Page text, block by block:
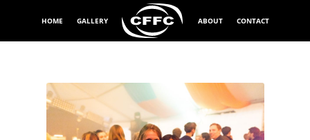
HOME GALLERY ABOUT CONTACT